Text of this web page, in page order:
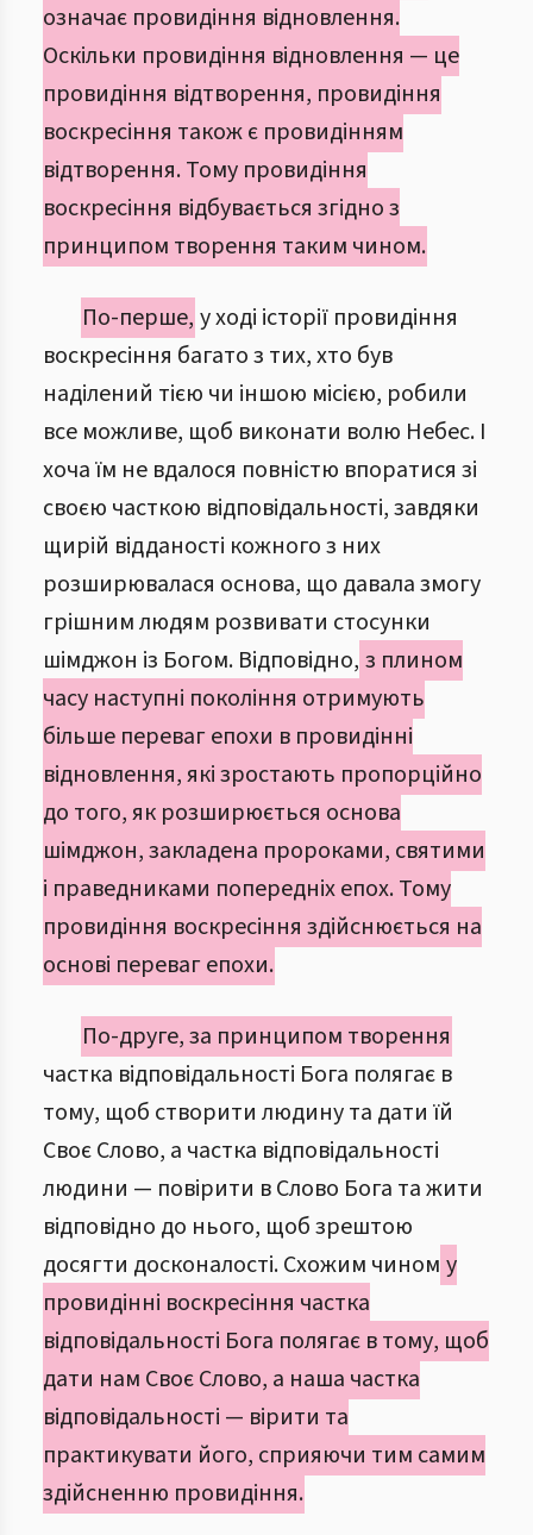
означає провидіння відновлення.
Оскільки провидіння відновлення — це
провидіння відтворення, провидіння
воскресіння також є провидінням
відтворення. Тому провидіння
воскресіння відбувається згідно з
принципом творення таким чином.
По-перше, у ході історії провидіння
воскресіння багато з тих, хто був
наділений тією чи іншою місією, робили
все можливе, щоб виконати волю Небес. І
хоча їм не вдалося повністю впоратися зі
своєю часткою відповідальності, завдяки
щирій відданості кожного з них
розширювалася основа, що давала змогу
грішним людям розвивати стосунки
шімджон із Богом. Відповідно, з плином
часу наступні покоління отримують
більше переваг епохи в провидінні
відновлення, які зростають пропорційно
до того, як розширюється основа
шімджон, закладена пророками, святими
і праведниками попередніх епох. Тому
провидіння воскресіння здійснюється на
основі переваг епохи.
По-друге, за принципом творення
частка відповідальності Бога полягає в
тому, щоб створити людину та дати їй
Своє Слово, а частка відповідальності
людини — повірити в Слово Бога та жити
відповідно до нього, щоб зрештою
досягти досконалості. Схожим чином у
провидінні воскресіння частка
відповідальності Бога полягає в тому, щоб
дати нам Своє Слово, а наша частка
відповідальності — вірити та
практикувати його, сприяючи тим самим
здійсненню провидіння.